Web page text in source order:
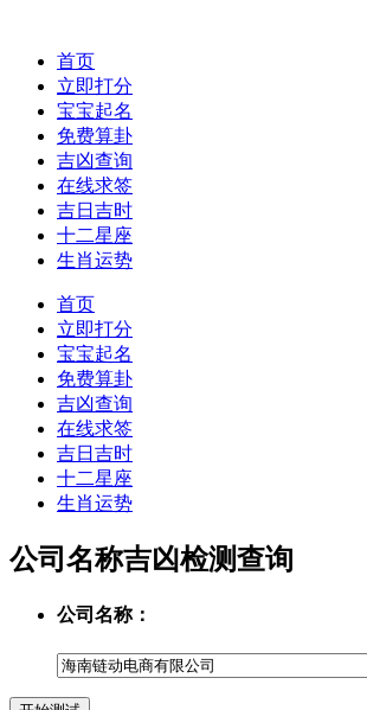
首页
立即打分
宝宝起名
免费算卦
吉凶查询
在线求签
吉日吉时
十二星座
生肖运势
首页
立即打分
宝宝起名
免费算卦
吉凶查询
在线求签
吉日吉时
十二星座
生肖运势
公司名称吉凶检测查询
公司名称：